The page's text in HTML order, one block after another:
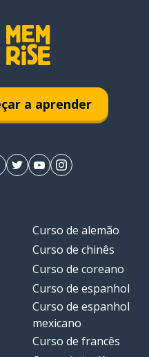
a aprender
Curso de alemão
Curso de chinês
Curso de coreano
Curso de espanhol
Curso de espanhol
mexicano
Curso de francês